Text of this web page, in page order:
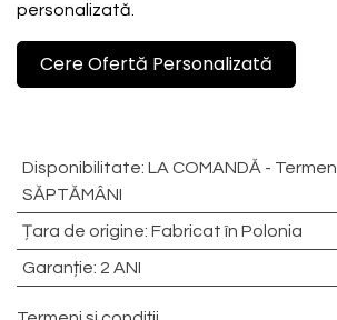
personalizată.
Cere Ofertă Personalizată
Disponibilitate: LA COMANDĂ -
SĂPTĂMÂNI
Țara de origine: Fabricat în Polonia
Garanție: 2 ANI